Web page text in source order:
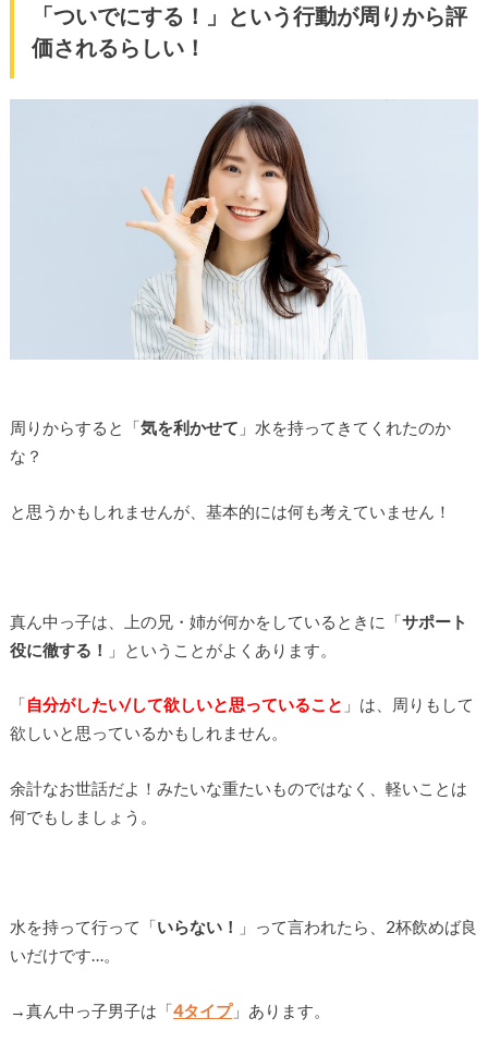
「ついでにする！」という行動が周りから評
価されるらしい！
周りからすると「気を利かせて 」水を持ってきてくれたのか
な？
と思うかもしれませんが、基本的には何も考えていません！
真ん中っ子は、上の兄・姉が何かをしているときに「サポート
役に徹する！
」ということがよくあります。
「自分がしたい/して欲しいと思っていること 」は、周りもして
欲しいと思っているかもしれません。
余計なお世話だよ！みたいな重たいものではなく、軽いことは
何でもしましょう。
水を持って行って「いらない！
」って言われたら、2杯飲めば良
いだけです…。
→真ん中っ子男子は「4タイプ」あります。